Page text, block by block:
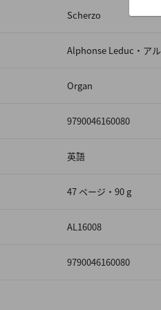
Scherzo
Alphonse Leduc・ア
Organ
9790046160080
英語
47 ページ・90 g
AL16008
9790046160080